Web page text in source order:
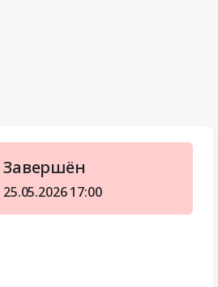
Завершён
25.05.2026 17:00